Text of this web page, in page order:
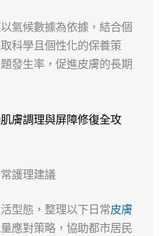
氣候數據為依據，結合個
取科學且個性化的保養策
發生率，促進皮膚的長期
肌膚調理與屏障修復全攻
護理建議
型態，整理以下日常皮膚
應對策略，協助都市居民